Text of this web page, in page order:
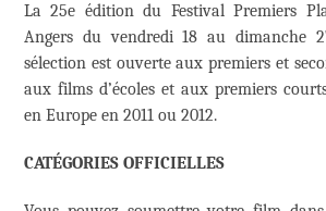
La 25e édition du Festival Premiers
Angers du vendredi 18 au dimanche
sélection est ouverte aux premiers et
aux films d’écoles et aux premiers
en Europe en 2011 ou 2012.
CATÉGORIES OFFICIELLES